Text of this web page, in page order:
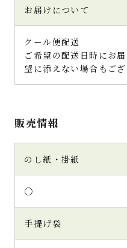
お届けについて
クール便配送
ご希望の配送日時にお
望に添えない場合もござ
販売情報
のし紙・掛紙
○
手提げ袋